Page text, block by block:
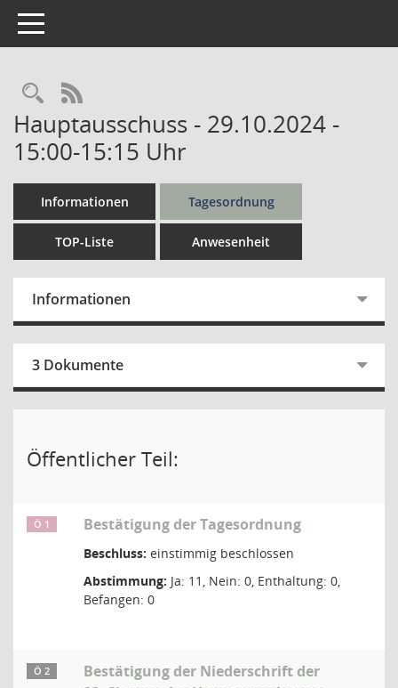
Toggle navigation
Rechercheauswahl
RSS-Feed
Hauptausschuss - 29.10.2024 -
15:00-15:15 Uhr
Informationen Tagesordnung
TOP-Liste Anwesenheit
Informationen
3 Dokumente
Öffentlicher Teil:
Ö 1 Bestätigung der Tagesordnung
Beschluss: einstimmig beschlossen
Abstimmung: Ja: 11, Nein: 0, Enthaltung: 0,
Befangen: 0
Ö 2
Bestätigung der Niederschrift der